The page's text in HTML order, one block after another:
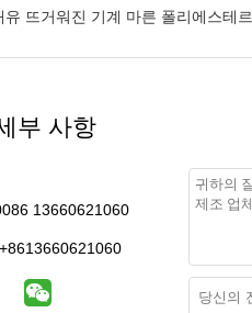
유 뜨거워진 기계 마른 폴리에스테르
부 사항
13660621060
+8613660621060